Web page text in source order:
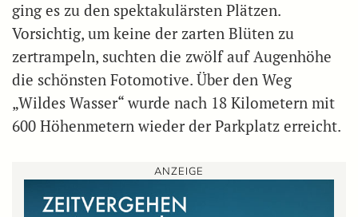
ging es zu den spektakulärsten Plätzen.
Vorsichtig, um keine der zarten Blüten zu
zertrampeln, suchten die zwölf auf Augenhöhe
die schönsten Fotomotive. Über den Weg
„Wildes Wasser“ wurde nach 18 Kilometern mit
600 Höhenmetern wieder der Parkplatz erreicht.
ANZEIGE